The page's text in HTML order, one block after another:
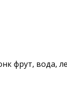
фрут, вода,